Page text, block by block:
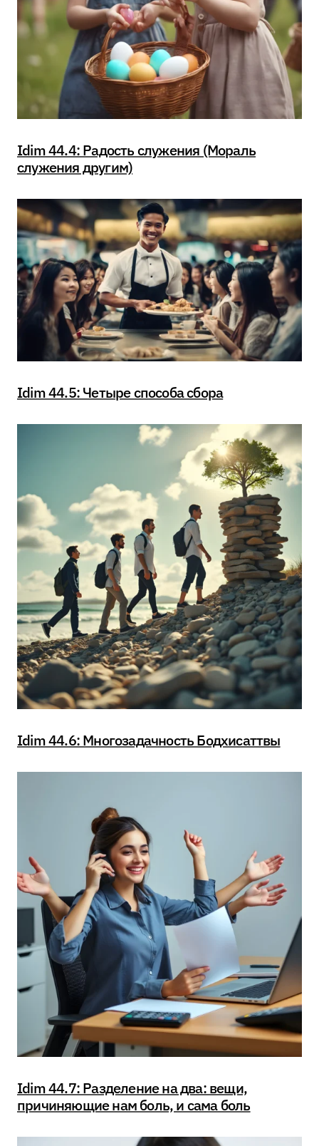
Idim 44.4: Радость служения (Мораль
служения другим)
Idim 44.5: Четыре способа сбора
Idim 44.6: Многозадачность Бодхисаттвы
Idim 44.7: Разделение на два: вещи,
причиняющие нам боль, и сама боль